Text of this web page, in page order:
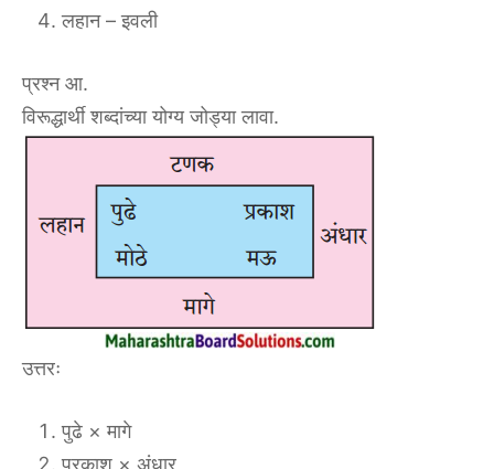
लहान – इवली
प्रश्न आ.
विरूद्धार्थी शब्दांच्या योग्य जोड्या लावा.
उत्तरः
पुढे × मागे
प्रकाश × अंधार